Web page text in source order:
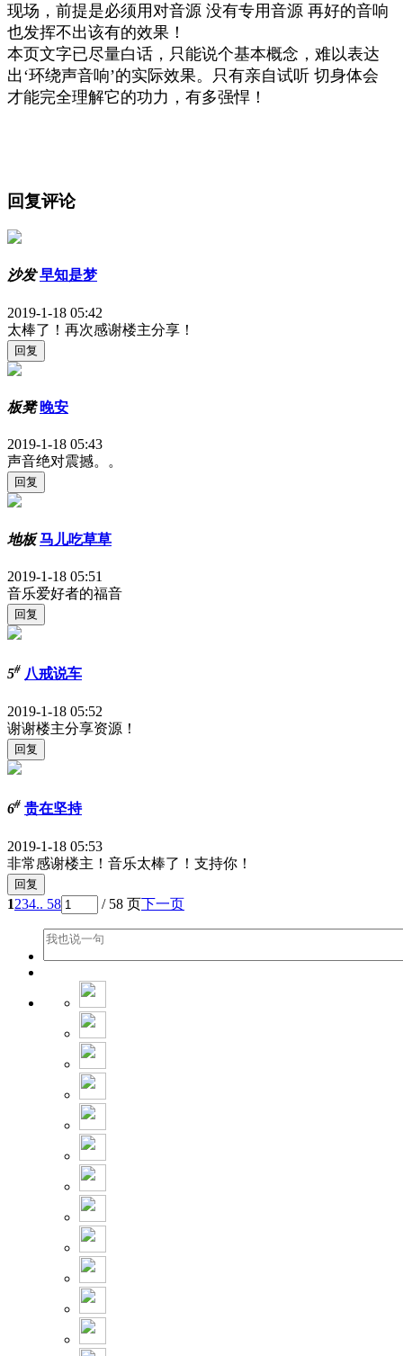
现场，前提是必须用对音源 没有专用音源 再好的音响
也发挥不出该有的效果！
本页文字已尽量白话，只能说个基本概念，难以表达
出‘环绕声音响’的实际效果。只有亲自试听 切身体会
才能完全理解它的功力，有多强悍！
回复评论
沙发 早知是梦
2019-1-18 05:42
太棒了！再次感谢楼主分享！
板凳 晚安
2019-1-18 05:43
声音绝对震撼。。
地板 马儿吃草草
2019-1-18 05:51
音乐爱好者的福音
5# 八戒说车
2019-1-18 05:52
谢谢楼主分享资源！
6# 贵在坚持
2019-1-18 05:53
非常感谢楼主！音乐太棒了！支持你！
1234.. 58 / 58 页下一页